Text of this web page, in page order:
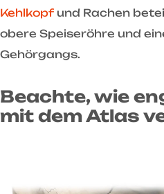
Kehlkopf und Rachen
obere Speiseröhre und
Gehörgangs.
Beachte, wie
mit dem Atlas